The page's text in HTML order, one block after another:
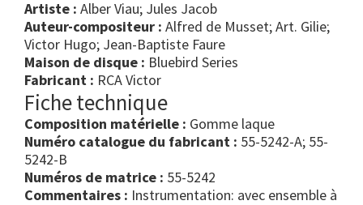
Artiste : Alber Viau; Jules Jacob
Auteur-compositeur : Alfred de Musset; Art. Gilie;
Victor Hugo; Jean-Baptiste Faure
Maison de disque : Bluebird Series
Fabricant : RCA Victor
Fiche technique
Composition matérielle : Gomme laque
Numéro catalogue du fabricant : 55-5242-A; 55-
5242-B
Numéros de matrice : 55-5242
Commentaires : Instrumentation: avec ensemble à